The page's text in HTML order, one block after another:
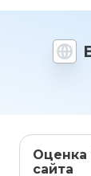
Оценка
сайта
этот
1 до 5?